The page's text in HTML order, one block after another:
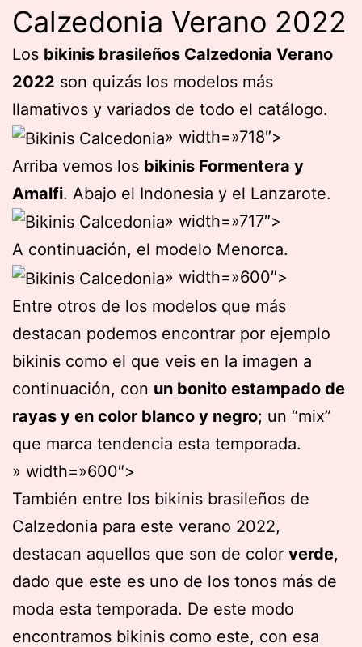
Calzedonia Verano 2022
Los bikinis brasileños Calzedonia Verano
2022 son quizás los modelos más
llamativos y variados de todo el catálogo.
» width=»718″>
Arriba vemos los bikinis Formentera y
Amalfi. Abajo el Indonesia y el Lanzarote.
» width=»717″>
A continuación, el modelo Menorca.
» width=»600″>
Entre otros de los modelos que más
destacan podemos encontrar por ejemplo
bikinis como el que veis en la imagen a
continuación, con un bonito estampado de
rayas y en color blanco y negro; un “mix”
que marca tendencia esta temporada.
» width=»600″>
También entre los bikinis brasileños de
Calzedonia para este verano 2022,
destacan aquellos que son de color verde,
dado que este es uno de los tonos más de
moda esta temporada. De este modo
encontramos bikinis como este, con esa